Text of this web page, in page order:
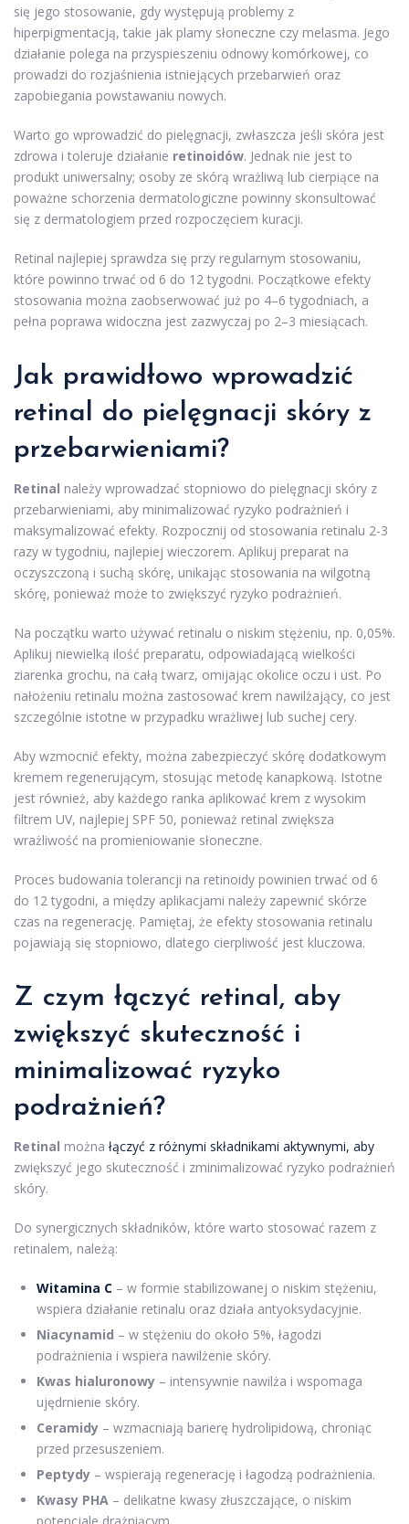
się jego stosowanie, gdy występują problemy z
hiperpigmentacją, takie jak plamy słoneczne czy melasma. Jego
działanie polega na przyspieszeniu odnowy komórkowej, co
prowadzi do rozjaśnienia istniejących przebarwień oraz
zapobiegania powstawaniu nowych.
Warto go wprowadzić do pielęgnacji, zwłaszcza jeśli skóra jest
zdrowa i toleruje działanie retinoidów. Jednak nie jest to
produkt uniwersalny; osoby ze skórą wrażliwą lub cierpiące na
poważne schorzenia dermatologiczne powinny skonsultować
się z dermatologiem przed rozpoczęciem kuracji.
Retinal najlepiej sprawdza się przy regularnym stosowaniu,
które powinno trwać od 6 do 12 tygodni. Początkowe efekty
stosowania można zaobserwować już po 4–6 tygodniach, a
pełna poprawa widoczna jest zazwyczaj po 2–3 miesiącach.
Jak prawidłowo wprowadzić
retinal do pielęgnacji skóry z
przebarwieniami?
Retinal należy wprowadzać stopniowo do pielęgnacji skóry z
przebarwieniami, aby minimalizować ryzyko podrażnień i
maksymalizować efekty. Rozpocznij od stosowania retinalu 2-3
razy w tygodniu, najlepiej wieczorem. Aplikuj preparat na
oczyszczoną i suchą skórę, unikając stosowania na wilgotną
skórę, ponieważ może to zwiększyć ryzyko podrażnień.
Na początku warto używać retinalu o niskim stężeniu, np. 0,05%.
Aplikuj niewielką ilość preparatu, odpowiadającą wielkości
ziarenka grochu, na całą twarz, omijając okolice oczu i ust. Po
nałożeniu retinalu można zastosować krem nawilżający, co jest
szczególnie istotne w przypadku wrażliwej lub suchej cery.
Aby wzmocnić efekty, można zabezpieczyć skórę dodatkowym
kremem regenerującym, stosując metodę kanapkową. Istotne
jest również, aby każdego ranka aplikować krem z wysokim
filtrem UV, najlepiej SPF 50, ponieważ retinal zwiększa
wrażliwość na promieniowanie słoneczne.
Proces budowania tolerancji na retinoidy powinien trwać od 6
do 12 tygodni, a między aplikacjami należy zapewnić skórze
czas na regenerację. Pamiętaj, że efekty stosowania retinalu
pojawiają się stopniowo, dlatego cierpliwość jest kluczowa.
Z czym łączyć retinal, aby
zwiększyć skuteczność i
minimalizować ryzyko
podrażnień?
Retinal można łączyć z różnymi składnikami aktywnymi, aby
zwiększyć jego skuteczność i zminimalizować ryzyko podrażnień
skóry.
Do synergicznych składników, które warto stosować razem z
retinalem, należą:
Witamina C – w formie stabilizowanej o niskim stężeniu,
wspiera działanie retinalu oraz działa antyoksydacyjnie.
Niacynamid – w stężeniu do około 5%, łagodzi
podrażnienia i wspiera nawilżenie skóry.
Kwas hialuronowy – intensywnie nawilża i wspomaga
ujędrnienie skóry.
Ceramidy – wzmacniają barierę hydrolipidową, chroniąc
przed przesuszeniem.
Peptydy – wspierają regenerację i łagodzą podrażnienia.
Kwasy PHA – delikatne kwasy złuszczające, o niskim
potencjale drażniącym.